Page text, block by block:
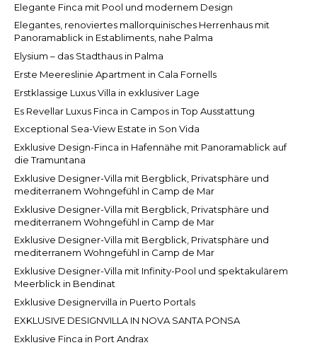
Elegante Finca mit Pool und modernem Design
Elegantes, renoviertes mallorquinisches Herrenhaus mit
Panoramablick in Establiments, nahe Palma
Elysium – das Stadthaus in Palma
Erste Meereslinie Apartment in Cala Fornells
Erstklassige Luxus Villa in exklusiver Lage
Es Revellar Luxus Finca in Campos in Top Ausstattung
Exceptional Sea-View Estate in Son Vida
Exklusive Design-Finca in Hafennähe mit Panoramablick auf
die Tramuntana
Exklusive Designer-Villa mit Bergblick, Privatsphäre und
mediterranem Wohngefühl in Camp de Mar
Exklusive Designer-Villa mit Bergblick, Privatsphäre und
mediterranem Wohngefühl in Camp de Mar
Exklusive Designer-Villa mit Bergblick, Privatsphäre und
mediterranem Wohngefühl in Camp de Mar
Exklusive Designer-Villa mit Infinity-Pool und spektakulärem
Meerblick in Bendinat
Exklusive Designervilla in Puerto Portals
EXKLUSIVE DESIGNVILLA IN NOVA SANTA PONSA
Exklusive Finca in Port Andrax